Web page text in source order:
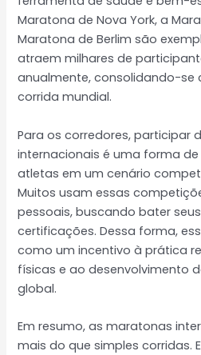
Maratona de Nova York, a
Maratona de Berlim são
atraem milhares de
anualmente, consolidando-se
corrida mundial.
Para os corredores, participar
internacionais é uma forma
atletas em um cenário
Muitos usam essas
pessoais, buscando bater
certificações. Dessa forma,
como um incentivo à prática
físicas e ao desenvolvimento
global.
Em resumo, as maratonas
mais do que simples corridas.